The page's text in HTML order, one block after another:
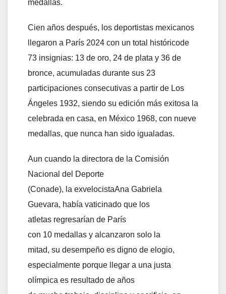
medallas.
Cien años después, los deportistas mexicanos
llegaron a París 2024 con un total históricode
73 insignias: 13 de oro, 24 de plata y 36 de
bronce, acumuladas durante sus 23
participaciones consecutivas a partir de Los
Ángeles 1932, siendo su edición más exitosa la
celebrada en casa, en México 1968, con nueve
medallas, que nunca han sido igualadas.
Aun cuando la directora de la Comisión
Nacional del Deporte
(Conade), la exvelocistaAna Gabriela
Guevara, había vaticinado que los
atletas regresarían de París
con 10 medallas y alcanzaron solo la
mitad, su desempeño es digno de elogio,
especialmente porque llegar a una justa
olímpica es resultado de años